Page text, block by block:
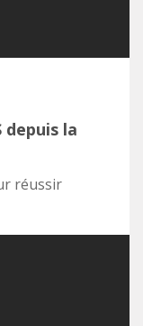
depuis la
réussir